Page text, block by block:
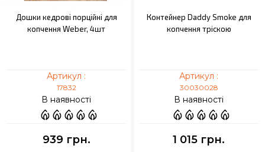
Дошки кедрові порційні для
копчення Weber, 4шт
Артикул :
17832
В наявності
939 грн.
Контейнер Daddy Smoke для
копчення тріскою
Артикул :
30030028
В наявності
1 015 грн.